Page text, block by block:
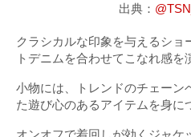
出典：
クラシカルな印象を与えるショ
トデニムを合わせてこなれ感を
小物には、トレンドのチェーン
た遊び心のあるアイテムを身に
オンオフで着回しが効くジャケ